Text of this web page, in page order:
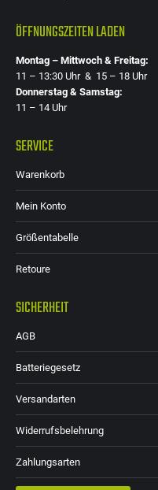
ÖFFNUNGSZEITEN LADEN
Montag – Mittwoch & Freitag:
11 – 13:30 Uhr & 15 – 18 Uhr
Donnerstag & Samstag:
11 – 14 Uhr
SERVICE
Warenkorb
Mein Konto
Größentabelle
Retoure
SICHERHEIT
AGB
Batteriegesetz
Versandarten
Widerrufsbelehrung
Zahlungsarten